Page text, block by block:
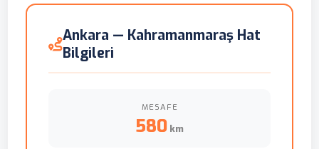
Ankara — Kahramanmaraş Hat
Bilgileri
MESAFE
580 km